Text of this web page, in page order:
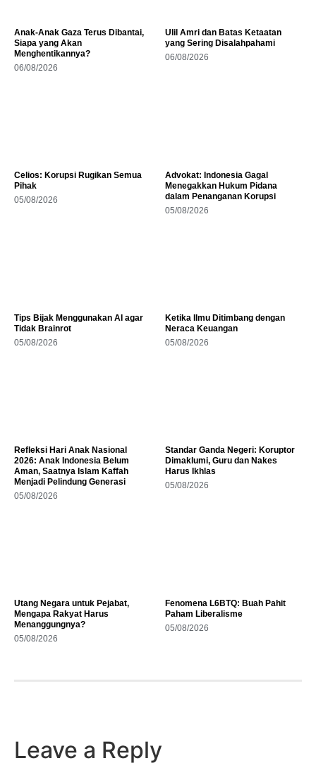
Anak-Anak Gaza Terus Dibantai,
Siapa yang Akan
Menghentikannya?
06/08/2026
Ulil Amri dan Batas Ketaatan
yang Sering Disalahpahami
06/08/2026
Celios: Korupsi Rugikan Semua
Pihak
05/08/2026
Advokat: Indonesia Gagal
Menegakkan Hukum Pidana
dalam Penanganan Korupsi
05/08/2026
Tips Bijak Menggunakan AI agar
Tidak Brainrot
05/08/2026
Ketika Ilmu Ditimbang dengan
Neraca Keuangan
05/08/2026
Refleksi Hari Anak Nasional
2026: Anak Indonesia Belum
Aman, Saatnya Islam Kaffah
Menjadi Pelindung Generasi
05/08/2026
Standar Ganda Negeri: Koruptor
Dimaklumi, Guru dan Nakes
Harus Ikhlas
05/08/2026
Utang Negara untuk Pejabat,
Mengapa Rakyat Harus
Menanggungnya?
05/08/2026
Fenomena L6BTQ: Buah Pahit
Paham Liberalisme
05/08/2026
Leave a Reply